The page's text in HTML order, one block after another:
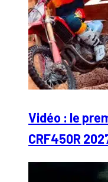
Vidéo : le
CRF450R